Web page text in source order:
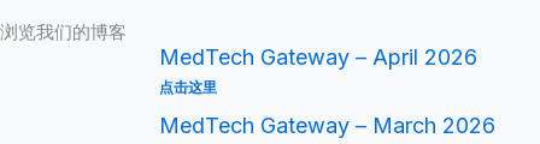
浏览我们的博客
MedTech Gateway – April 2026
点击这里
MedTech Gateway – March 2026